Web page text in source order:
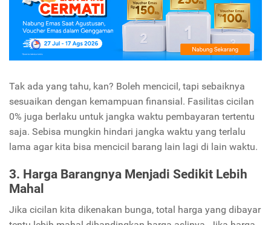
Tak ada yang tahu, kan? Boleh mencicil, tapi sebaiknya
sesuaikan dengan kemampuan finansial. Fasilitas cicilan
0% juga berlaku untuk jangka waktu pembayaran tertentu
saja. Sebisa mungkin hindari jangka waktu yang terlalu
lama agar kita bisa mencicil barang lain lagi di lain waktu.
3. Harga Barangnya Menjadi Sedikit Lebih
Mahal
Jika cicilan kita dikenakan bunga, total harga yang dibayar